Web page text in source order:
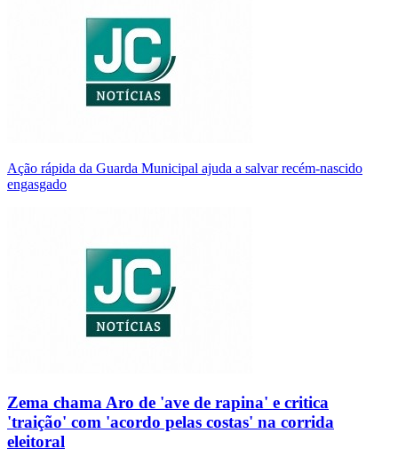
Ação rápida da Guarda Municipal ajuda a salvar recém-nascido
engasgado
Zema chama Aro de 'ave de rapina' e critica
'traição' com 'acordo pelas costas' na corrida
eleitoral